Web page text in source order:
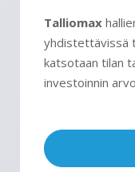
Talliomax
yhdistettävissä
katsotaan tilan
investoinnin